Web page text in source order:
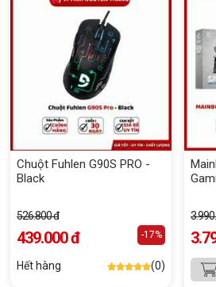
Chuột Fuhlen G90S PRO -
Black
526.800 đ
439.000 đ -17%
Hết hàng (0)